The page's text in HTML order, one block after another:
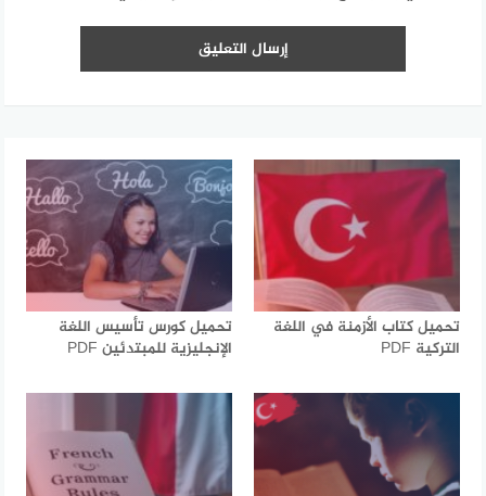
تحميل كتاب الأزمنة في اللغة
التركية PDF
تحميل كورس تأسيس اللغة
الإنجليزية للمبتدئين PDF